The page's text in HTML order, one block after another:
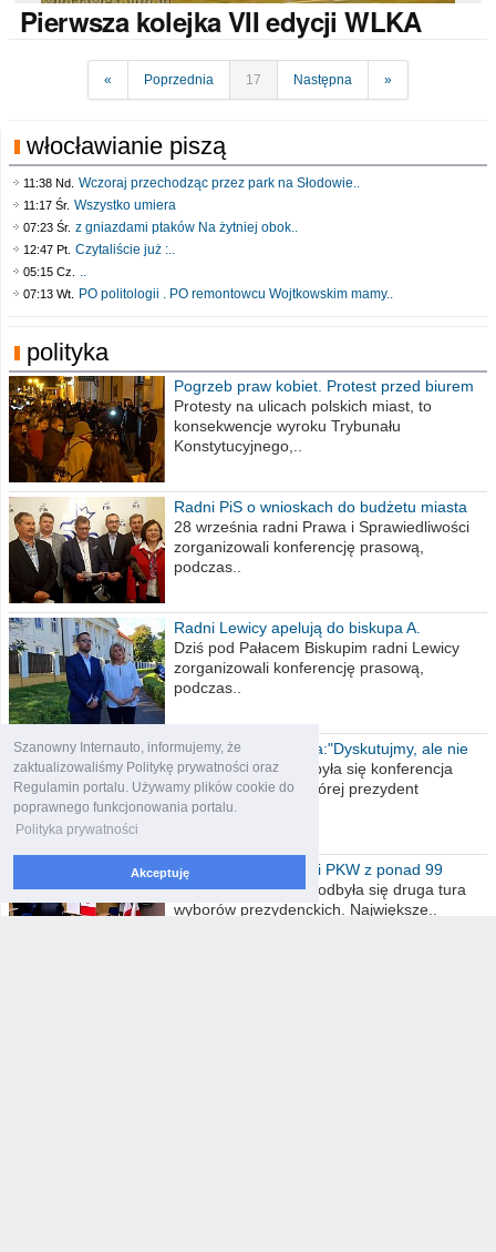
Szanowny Internauto, informujemy, że
zaktualizowaliśmy Politykę prywatności oraz
Regulamin portalu. Używamy plików cookie do
poprawnego funkcjonowania portalu.
Polityka prywatności
Akceptuję
Pierwszakolejka VII edycji WLKA
« Poprzednia 17 Następna »
włocławianie piszą
11:38 Nd. Wczoraj przechodząc przez park na Słodowie..
11:17 Śr. Wszystko umiera
07:23 Śr. z gniazdami ptaków Na żytniej obok..
12:47 Pt. Czytaliście już :..
05:15 Cz. ..
07:13 Wt. PO politologii . PO remontowcu Wojtkowskim mamy..
polityka
Pogrzeb praw kobiet. Protest przed biurem
poselskim PiS
Protesty na ulicach polskich miast, to
konsekwencje wyroku Trybunału
Konstytucyjnego,..
Radni PiS o wnioskach do budżetu miasta
na 2021 rok
28 września radni Prawa i Sprawiedliwości
zorganizowali konferencję prasową,
podczas..
Radni Lewicy apelują do biskupa A.
Wiesława Meringa
Dziś pod Pałacem Biskupim radni Lewicy
zorganizowali konferencję prasową,
podczas..
Prezydent Włocławka:"Dyskutujmy, ale nie
obrażajmy się”
Dzisiaj w ratuszu odbyła się konferencja
prasowa, podczas której prezydent
Włocławka..
Wybory 2020. Wyniki PKW z ponad 99
procent obwodów
W niedzielę 12 lipca odbyła się druga tura
wyborów prezydenckich. Największe..